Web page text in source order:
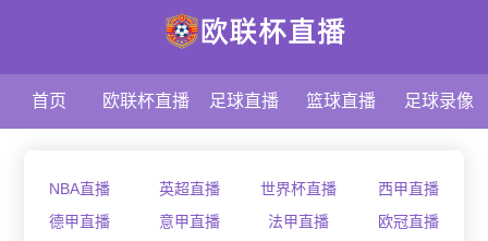
首页 欧联杯直播 足球直播 篮球直播 足球录像
NBA直播 英超直播 世界杯直播
西甲直播
德甲直播
意甲直播 法甲直播
欧冠直播